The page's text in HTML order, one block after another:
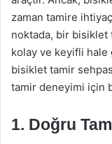
zaman tamire
noktada, bir bisiklet
kolay ve keyifli hale
bisiklet tamir
tamir deneyimi için
1. Doğru